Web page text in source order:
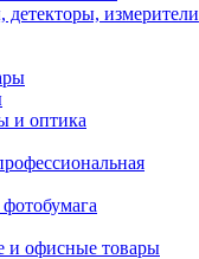
измерители
и оптика
и офисные товары